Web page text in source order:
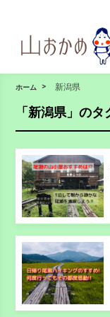
ホーム 新潟県
「新潟県」の